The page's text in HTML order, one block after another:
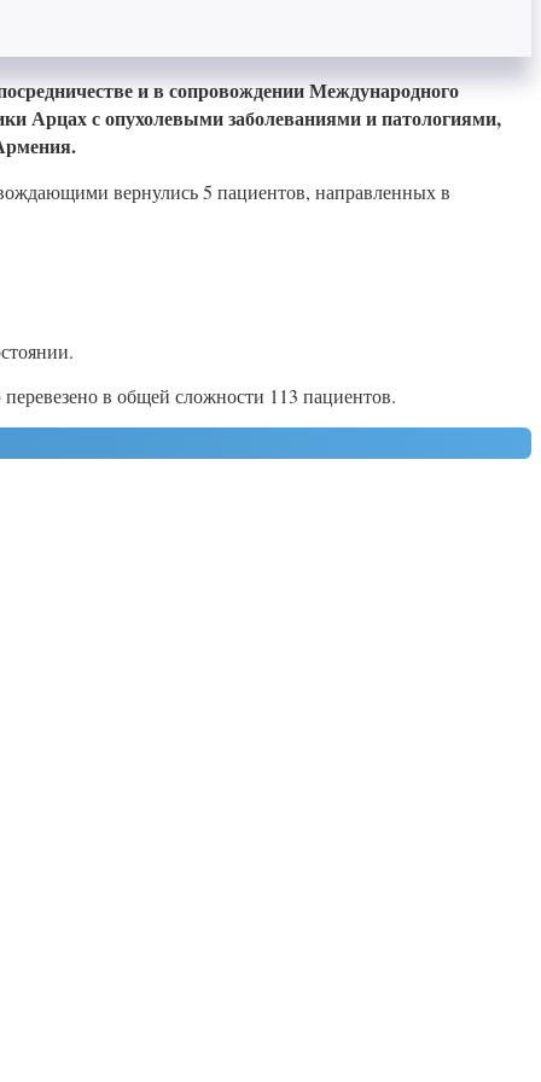
и в сопровождении Международного
Арцах с опухолевыми заболеваниями и патологиями,
вернулись 5 пациентов, направленных в
в общей сложности 113 пациентов.